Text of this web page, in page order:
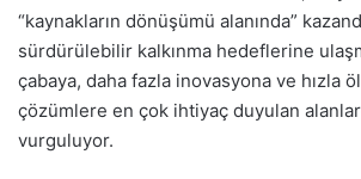
“kaynakların dönüşümü alanında”
sürdürülebilir kalkınma hedeflerine
çabaya, daha fazla inovasyona ve hızla
çözümlere en çok ihtiyaç duyulan
vurguluyor.